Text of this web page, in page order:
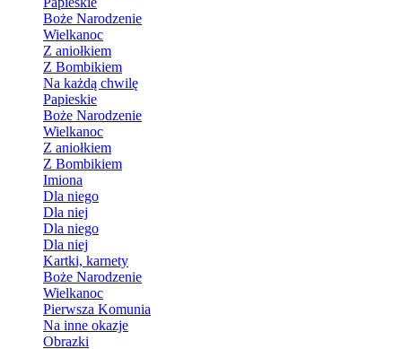
Boże Narodzenie
Wielkanoc
Z aniołkiem
Z Bombikiem
Na każdą chwilę
Papieskie
Boże Narodzenie
Wielkanoc
Z aniołkiem
Z Bombikiem
Imiona
Dla niego
Dla niej
Dla niego
Dla niej
Kartki, karnety
Boże Narodzenie
Wielkanoc
Pierwsza Komunia
Na inne okazje
Obrazki